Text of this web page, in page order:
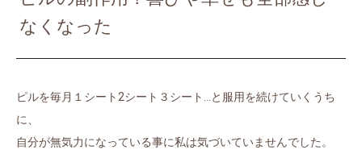
なくなった
ピルを毎月１シート2シート３シート…と服用を続けていくうち
に、
自分が無気力になっている事に私は気づいていませんでした。